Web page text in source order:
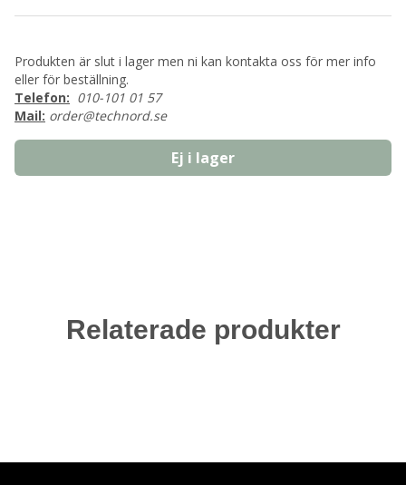
Produkten är slut i lager men ni kan kontakta oss för mer info
eller för beställning.
Telefon: 010-101 01 57
Mail: order@technord.se
Ej i lager
Relaterade produkter